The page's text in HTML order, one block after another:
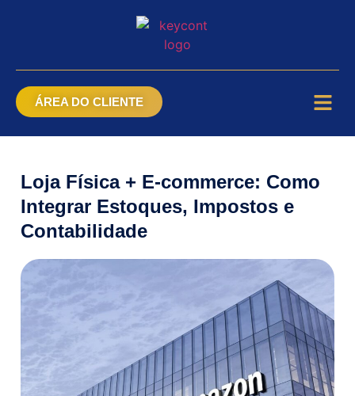
ÁREA DO CLIENTE
Loja Física + E-commerce: Como
Integrar Estoques, Impostos e
Contabilidade